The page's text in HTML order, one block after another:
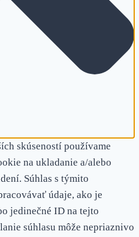
skúseností používame
na ukladanie a/alebo
Súhlas s týmito
údaje, ako je
jedinečné ID na tejto
súhlasu môže nepriaznivo